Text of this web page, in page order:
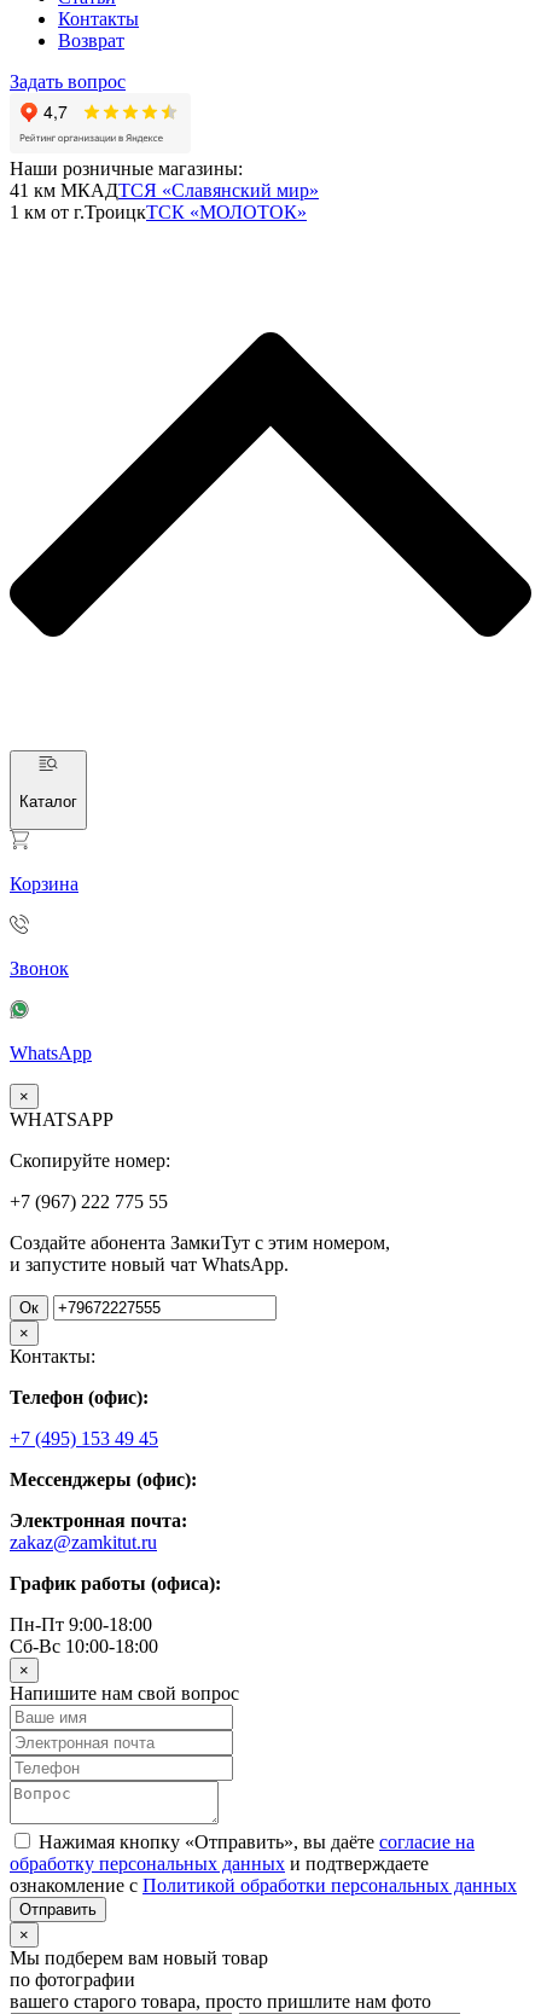
Контакты
Возврат
Задать вопрос
Наши розничные магазины:
41 км МКАДТСЯ «Славянский мир»
1 км от г.ТроицкТСК «МОЛОТОК»
Каталог
Корзина
Звонок
WhatsApp
×
WHATSAPP
Скопируйте номер:
+7 (967) 222 775 55
Создайте абонента ЗамкиТут с этим номером,
и запустите новый чат WhatsApp.
Ок
×
Контакты:
Телефон (офис):
+7 (495) 153 49 45
Мессенджеры (офис):
Электронная почта:
zakaz@zamkitut.ru
График работы (офиса):
Пн-Пт 9:00-18:00
Сб-Вс 10:00-18:00
×
Напишите нам свой вопрос
Нажимая кнопку «Отправить», вы даёте согласие на
обработку персональных данных и подтверждаете
ознакомление с Политикой обработки персональных данных
×
Мы подберем вам новый товар
по фотографии
вашего старого товара, просто пришлите нам фото